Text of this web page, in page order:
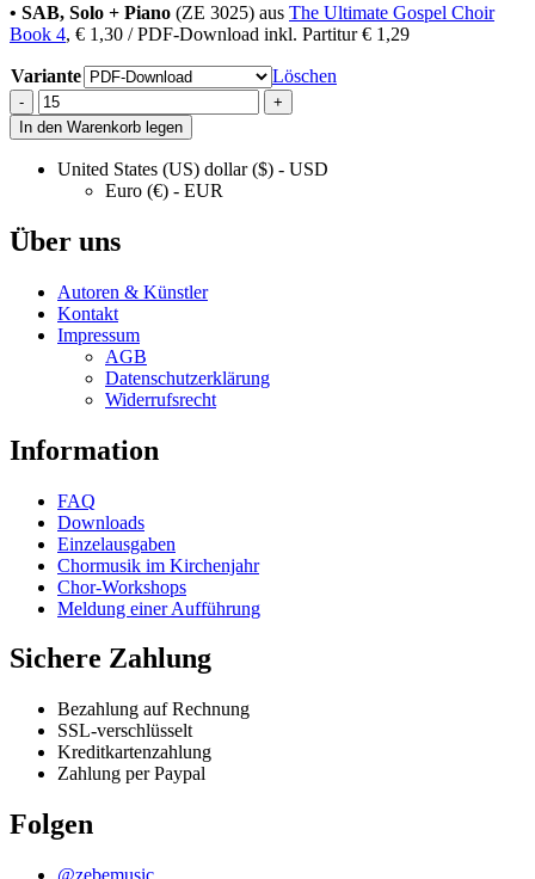
• SAB, Solo + Piano (ZE 3025) aus The Ultimate Gospel Choir
Book 4, € 1,30 / PDF-Download inkl. Partitur € 1,29
Variante Löschen
-
Faith
of
Our
Fathers
quantity
+
In den Warenkorb legen
United States (US) dollar ($) - USD
Euro (€) - EUR
Über uns
Autoren & Künstler
Kontakt
Impressum
AGB
Datenschutzerklärung
Widerrufsrecht
Information
FAQ
Downloads
Einzelausgaben
Chormusik im Kirchenjahr
Chor-Workshops
Meldung einer Aufführung
Sichere Zahlung
Bezahlung auf Rechnung
SSL-verschlüsselt
Kreditkartenzahlung
Zahlung per Paypal
Folgen